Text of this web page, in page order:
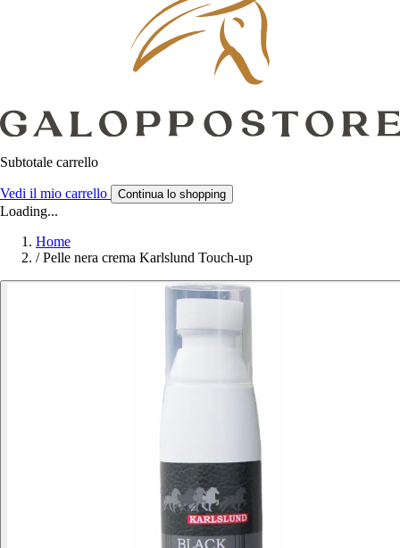
Subtotale carrello
Vedi il mio carrello Continua lo shopping
Loading...
Home
/ Pelle nera crema Karlslund Touch-up